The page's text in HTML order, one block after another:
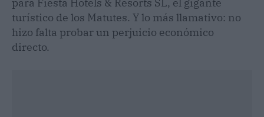
turístico de los Matutes. Y lo más llamativo: no
hizo falta probar un perjuicio económico
directo.